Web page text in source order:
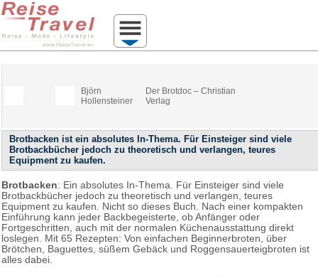
Björn
Hollensteiner
Der Brotdoc – Christian
Verlag
Brotbacken ist ein absolutes In-Thema. Für Einsteiger sind viele
Brotbackbücher jedoch zu theoretisch und verlangen, teures
Equipment zu kaufen.
Brotbacken: Ein absolutes In-Thema. Für Einsteiger sind viele
Brotbackbücher jedoch zu theoretisch und verlangen, teures
Equipment zu kaufen. Nicht so dieses Buch. Nach einer kompakten
Einführung kann jeder Backbegeisterte, ob Anfänger oder
Fortgeschritten, auch mit der normalen Küchenausstattung direkt
loslegen. Mit 65 Rezepten: Von einfachen Beginnerbroten, über
Brötchen, Baguettes, süßem Gebäck und Roggensauerteigbroten ist
alles dabei.